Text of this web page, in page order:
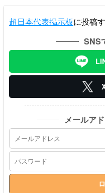
超日本代表掲示板に投稿
SNS
メールア